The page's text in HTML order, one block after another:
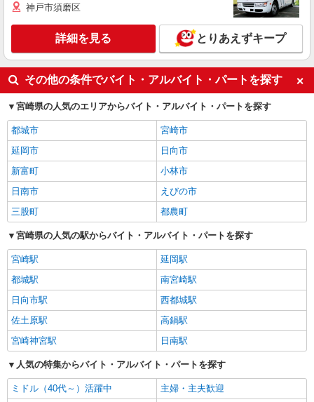
神戸市須磨区
詳細を見る とりあえずキープ
その他の条件でバイト・アルバイト・パートを探す
宮崎県の人気のエリアからバイト・アルバイト・パートを探す
都城市
宮崎市
延岡市
日向市
新富町
小林市
日南市
えびの市
三股町
都農町
宮崎県の人気の駅からバイト・アルバイト・パートを探す
宮崎駅
延岡駅
都城駅
南宮崎駅
日向市駅
西都城駅
佐土原駅
高鍋駅
宮崎神宮駅
日南駅
人気の特集からバイト・アルバイト・パートを探す
ミドル（40代～）活躍中
主婦・主夫歓迎